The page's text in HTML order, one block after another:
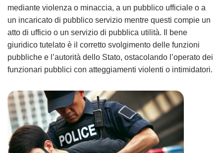
mediante violenza o minaccia, a un pubblico ufficiale o a
un incaricato di pubblico servizio mentre questi compie un
atto di ufficio o un servizio di pubblica utilità. Il bene
giuridico tutelato è il corretto svolgimento delle funzioni
pubbliche e l’autorità dello Stato, ostacolando l’operato dei
funzionari pubblici con atteggiamenti violenti o intimidatori.